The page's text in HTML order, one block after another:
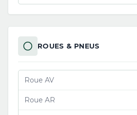
ROUES & PNEUS
Roue AV
Roue AR